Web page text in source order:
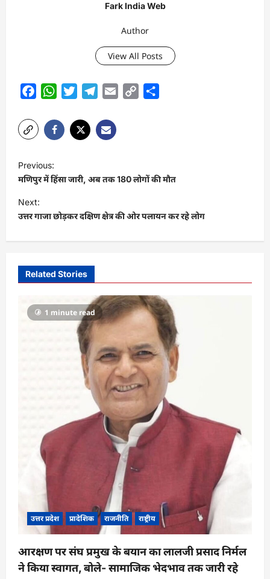
Fark India Web
Author
View All Posts
FacebookWhatsAppTwitterTelegram
Email
Copy
o
s
t
v
Previous:
मणिपुर में हिंसा जारी, अब तक 180 लोगों की मौत
Next:
उत्तर गाजा छोड़कर दक्षिण क्षेत्र की ओर पलायन कर रहे लोग
Related Stories
1 minute read
उत्तर प्रदेश प्रादेशिक राजनीति राष्ट्रीय
आरक्षण पर संघ प्रमुख के बयान का लालजी प्रसाद निर्मल
ने किया स्वागत, बोले- सामाजिक भेदभाव तक जारी रहे